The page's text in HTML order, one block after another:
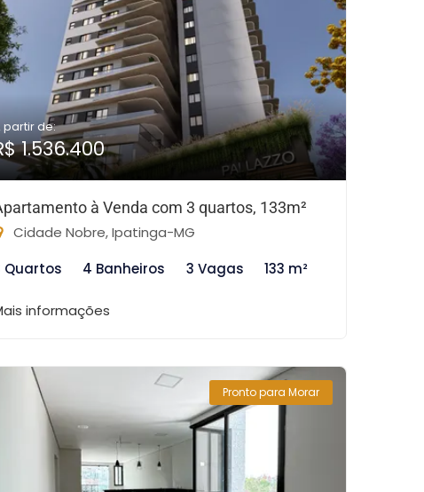
partir de:
1.536.400
à Venda com 3 quartos, 133m²
Cidade Nobre, Ipatinga-MG
Quartos
4 Banheiros 3 Vagas 133 m²
informações
Pronto para Morar